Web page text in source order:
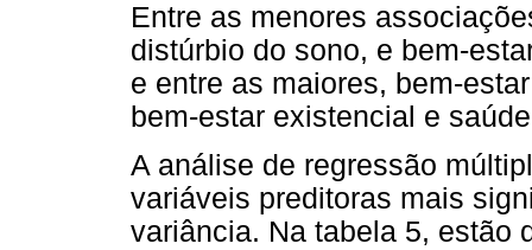
Entre as menores
distúrbio do sono, e bem-
e entre as maiores, bem-
bem-estar existencial e
A análise de regressão
variáveis preditoras mais
variância. Na tabela 5, estão